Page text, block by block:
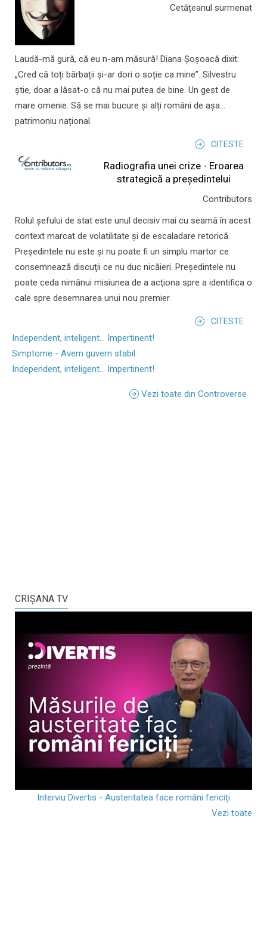
Cetățeanul surmenat
Laudă-mă gură, că eu n-am măsură! Diana Șoșoacă dixit:
„Cred că toți bărbații și-ar dori o soție ca mine”. Silvestru
știe, doar a lăsat-o că nu mai putea de bine. Un gest de
mare omenie. Să se mai bucure și alți români de așa...
patrimoniu național.
CITESTE
Radiografia unei crize - Eroarea
strategică a președintelui
Contributors
Rolul şefului de stat este unul decisiv mai cu seamă în acest
context marcat de volatilitate şi de escaladare retorică.
Preşedintele nu este şi nu poate fi un simplu martor ce
consemnează discuţii ce nu duc nicăieri. Preşedintele nu
poate ceda nimănui misiunea de a acţiona spre a identifica o
cale spre desemnarea unui nou premier.
CITESTE
Independent, inteligent... Impertinent!
Simptome - Avem guvern stabil
Independent, inteligent... Impertinent!
Vezi toate din Controverse
CRIŞANA TV
Interviu Divertis - Austeritatea face români fericiți
Vezi toate